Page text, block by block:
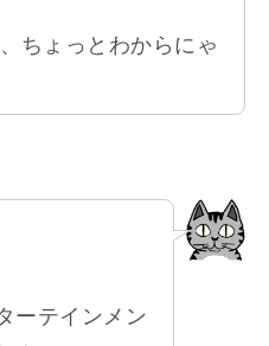
ちょっとわからにゃ
ーテインメン